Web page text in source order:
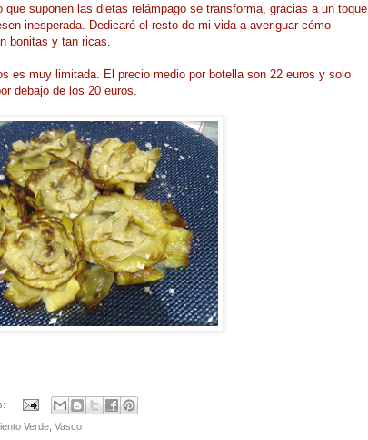
suponen las dietas relámpago se transforma, gracias a un toque
inesperada. Dedicaré el resto de mi vida a averiguar cómo
bonitas y tan ricas.
es muy limitada. El precio medio por botella son 22 euros y solo
debajo de los 20 euros.
Verde, Vasco